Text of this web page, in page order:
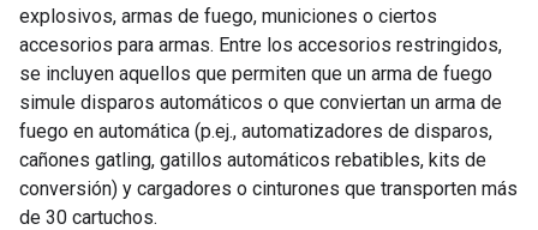
explosivos, armas de fuego, municiones o ciertos
accesorios para armas. Entre los accesorios restringidos,
se incluyen aquellos que permiten que un arma de fuego
simule disparos automáticos o que conviertan un arma de
fuego en automática (p.ej., automatizadores de disparos,
cañones gatling, gatillos automáticos rebatibles, kits de
conversión) y cargadores o cinturones que transporten más
de 30 cartuchos.